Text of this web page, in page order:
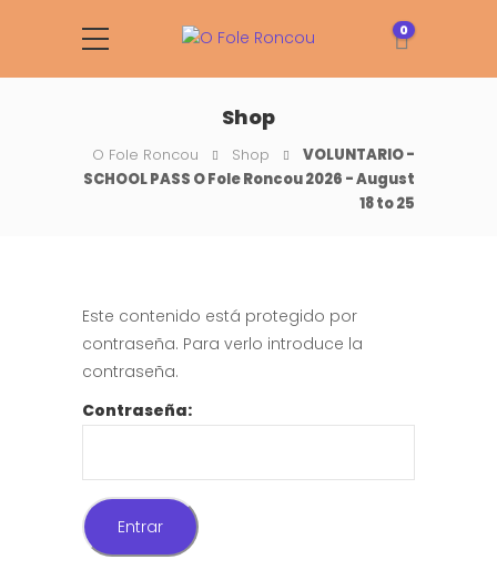
0
Shop
O Fole Roncou Shop
VOLUNTARIO -
SCHOOL PASS O Fole Roncou 2026 - August
18 to 25
Este contenido está protegido por
contraseña. Para verlo introduce la
contraseña.
Contraseña: